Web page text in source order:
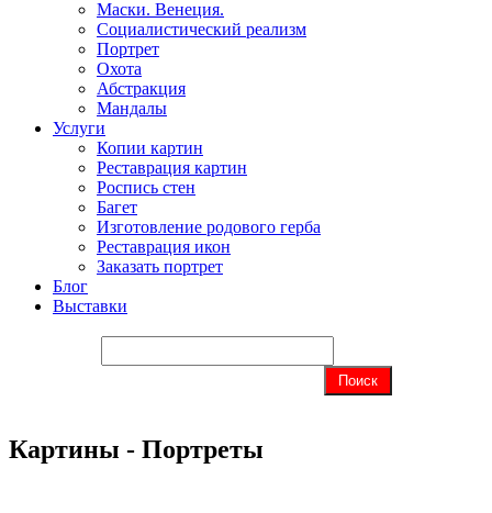
Маски. Венеция.
Социалистический реализм
Портрет
Охота
Абстракция
Мандалы
Услуги
Копии картин
Реставрация картин
Роспись стен
Багет
Изготовление родового герба
Реставрация икон
Заказать портрет
Блог
Выставки
Картины - Портреты